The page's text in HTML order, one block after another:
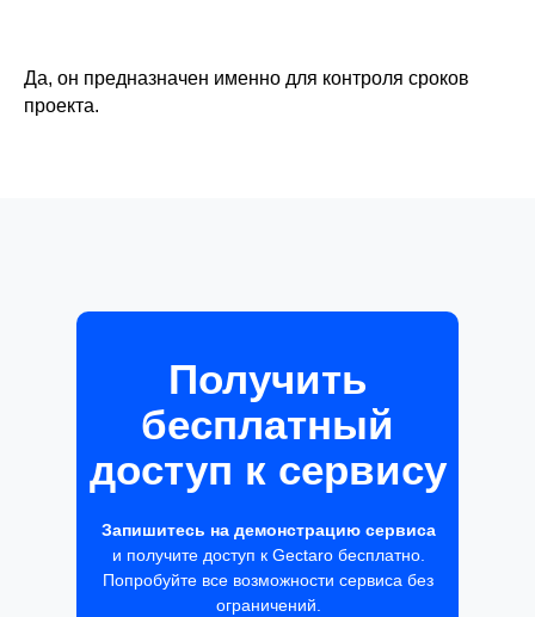
Да, он предназначен именно для контроля сроков
проекта.
Получить
бесплатный
доступ к сервису
Запишитесь на демонстрацию сервиса
и получите доступ к Gectaro бесплатно.
Попробуйте все возможности сервиса без
ограничений.